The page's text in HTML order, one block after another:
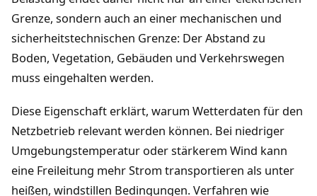
Grenze, sondern auch an einer mechanischen und
sicherheitstechnischen Grenze: Der Abstand zu
Boden, Vegetation, Gebäuden und Verkehrswegen
muss eingehalten werden.
Diese Eigenschaft erklärt, warum Wetterdaten für den
Netzbetrieb relevant werden können. Bei niedriger
Umgebungstemperatur oder stärkerem Wind kann
eine Freileitung mehr Strom transportieren als unter
heißen, windstillen Bedingungen. Verfahren wie